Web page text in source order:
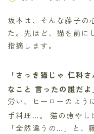
坂本は、そんな藤子の
た。先ほど、猫を前に
指摘します。
「さっき猫じゃ 仁科
なこと 言ったの誰だよ
労い、ヒーローのよう
手料理…。猫の癒やし
「全然違うの…」と、